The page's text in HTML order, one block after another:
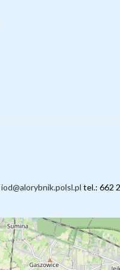
iod@alorybnik.polsl.pl tel.: 662